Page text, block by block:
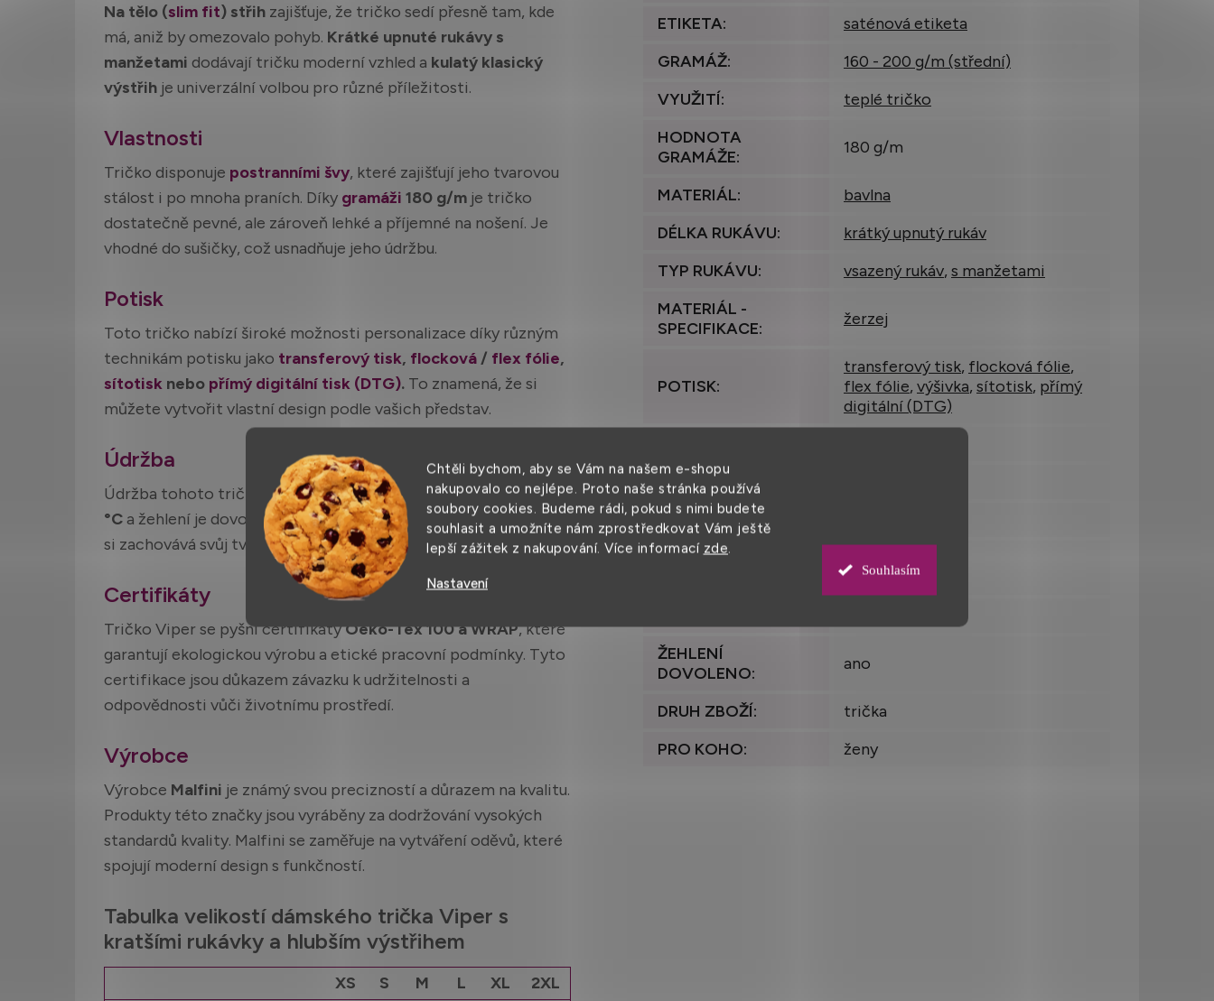
Chtěli bychom, aby se Vám na našem e-shopu
nakupovalo co nejlépe. Proto naše stránka používá
soubory cookies. Budeme rádi, pokud s nimi budete
souhlasit a umožníte nám zprostředkovat Vám ještě
lepší zážitek z nakupování. Více informací zde.
Nastavení
Souhlasím
Na tělo (slim fit) střih zajišťuje, že tričko sedí přesně tam, kde
má, aniž by omezovalo pohyb. Krátké upnuté rukávy s
manžetami dodávají tričku moderní vzhled a kulatý klasický
výstřih je univerzální volbou pro různé příležitosti.
Vlastnosti
Tričko disponuje postranními švy, které zajišťují jeho tvarovou
stálost i po mnoha praních. Díky gramáži 180 g/m je tričko
dostatečně pevné, ale zároveň lehké a příjemné na nošení. Je
vhodné do sušičky, což usnadňuje jeho údržbu.
Potisk
Toto tričko nabízí široké možnosti personalizace díky různým
technikám potisku jako transferový tisk, flocková / flex fólie,
sítotisk nebo přímý digitální tisk (DTG). To znamená, že si
můžete vytvořit vlastní design podle vašich představ.
Údržba
Údržba tohoto trička je snadná a praktická.
Lze ho prát na 30
°C a žehlení je dovoleno. Díky kvalitnímu materiálu a zpracování
si zachovává svůj tvar i barvu i po opakovaném praní.
Certifikáty
Tričko Viper se pyšní certifikátyOeko-Tex 100 a WRAP, které
garantují ekologickou výrobu a etické pracovní podmínky. Tyto
certifikace jsou důkazem závazku k udržitelnosti a
odpovědnosti vůči životnímu prostředí.
Výrobce
Výrobce Malfini je známý svou precizností a důrazem na kvalitu.
Produkty této značky jsou vyráběny za dodržování vysokých
standardů kvality. Malfini se zaměřuje na vytváření oděvů, které
spojují moderní design s funkčností.
Tabulka velikostí dámského trička Viper s
kratšími rukávky a hlubším výstřihem
XS S M L XL
2XL
ETIKETA:
saténová etiketa
GRAMÁŽ:
160 - 200 g/m (střední)
VYUŽITÍ:
teplé tričko
HODNOTA
GRAMÁŽE: 180 g/m
MATERIÁL:
bavlna
DÉLKA RUKÁVU:
krátký upnutý rukáv
TYP RUKÁVU: vsazený rukáv, s manžetami
MATERIÁL -
SPECIFIKACE: žerzej
POTISK:
transferový tisk, flocková fólie,
flex fólie, výšivka, sítotisk, přímý
digitální (DTG)
STŘIH:
VÁHA:
VHODNÉ DO
ano
ŽEHLENÍ
DOVOLENO: ano
DRUH ZBOŽÍ:
trička
PRO KOHO: ženy